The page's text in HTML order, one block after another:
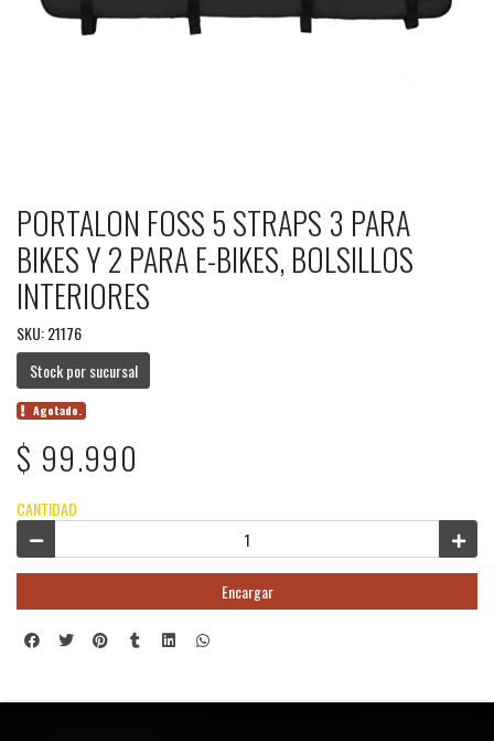
PORTALON FOSS 5 STRAPS 3 PARA
BIKES Y 2 PARA E-BIKES, BOLSILLOS
INTERIORES
SKU: 21176
Stock por sucursal
Agotado.
$ 99.990
CANTIDAD
Encargar